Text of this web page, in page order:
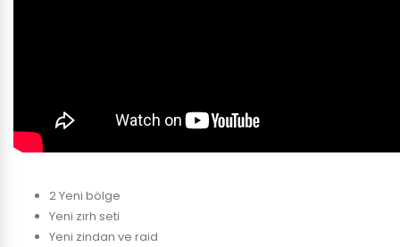
2 Yeni bölge
Yeni zırh seti
Yeni zindan ve raid